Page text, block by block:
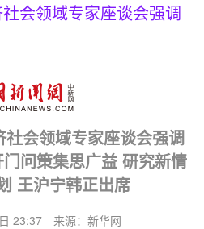
会领域专家座谈会强调
会领域专家座谈会强调
问策集思广益 研究新情
王沪宁韩正出席
23:37 来源：新华网